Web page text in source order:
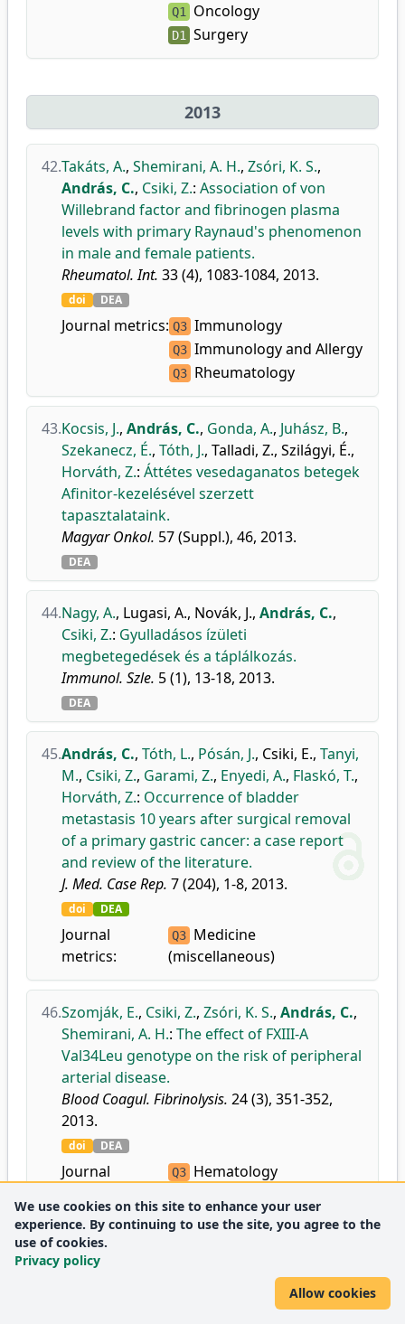
Q1 Oncology
D1 Surgery
2013
42.Takáts, A., Shemirani, A. H., Zsóri, K. S.,
András, C., Csiki, Z.: Association of von
Willebrand factor and fibrinogen plasma
levels with primary Raynaud's phenomenon
in male and female patients.
Rheumatol. Int. 33 (4), 1083-1084, 2013.
doi DEA
Journal metrics: Q3 Immunology
Q3 Immunology and Allergy
Q3 Rheumatology
43.Kocsis, J., András, C., Gonda, A., Juhász, B.,
Szekanecz, É., Tóth, J., Talladi, Z., Szilágyi, É.,
Horváth, Z.: Áttétes vesedaganatos betegek
Afinitor-kezelésével szerzett
tapasztalataink.
Magyar Onkol. 57 (Suppl.), 46, 2013.
DEA
44.Nagy, A., Lugasi, A., Novák, J., András, C.,
Csiki, Z.: Gyulladásos ízületi
megbetegedések és a táplálkozás.
Immunol. Szle. 5 (1), 13-18, 2013.
DEA
45.András, C., Tóth, L., Pósán, J., Csiki, E., Tanyi,
M., Csiki, Z., Garami, Z., Enyedi, A., Flaskó, T.,
Horváth, Z.: Occurrence of bladder
metastasis 10 years after surgical removal
of a primary gastric cancer: a case report
and review of the literature.
J. Med. Case Rep. 7 (204), 1-8, 2013.
doi DEA
Journal
metrics:
Q3 Medicine
(miscellaneous)
46.Szomják, E., Csiki, Z., Zsóri, K. S., András, C.,
Shemirani, A. H.: The effect of FXIII-A
Val34Leu genotype on the risk of peripheral
arterial disease.
Blood Coagul. Fibrinolysis. 24 (3), 351-352,
2013.
doi DEA
Journal
Q3 Hematology
(miscellaneous)
We use cookies on this site to enhance your user
experience. By continuing to use the site, you agree to the
use of cookies.
Privacy policy
Allow cookies